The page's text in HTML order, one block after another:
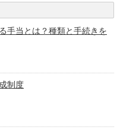
手当とは？種類と手続きを
制度